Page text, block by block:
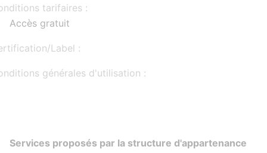
tarifaires :
Accès gratuit
Label :
générales d'utilisation :
Services proposés par la structure d'appartenance